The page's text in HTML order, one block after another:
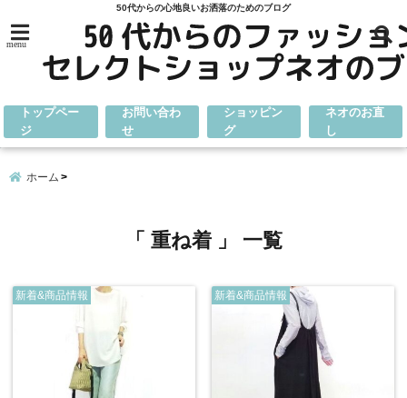
50代からの心地良いお洒落のためのブログ
menu
トップペー
ジ
お問い合わ
せ
ショッピン
グ
ネオのお直
し
ホーム
「 重ね着 」 一覧
新着&商品情報 新着&商品情報